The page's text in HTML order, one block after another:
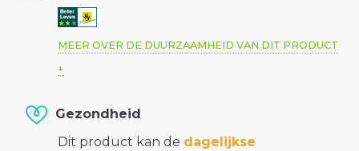
MEER OVER DE DUURZAAMHEID VAN DIT PRODUCT
Gezondheid
Dit product kan de dagelijkse